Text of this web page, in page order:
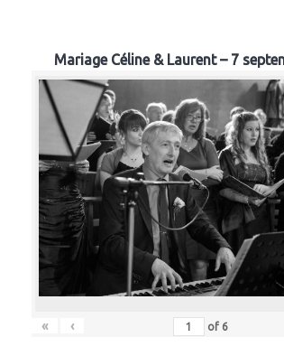
Mariage Céline & Laurent – 7
« ‹ of 6